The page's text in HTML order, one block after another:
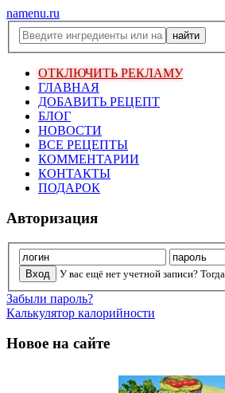
namenu.ru
ОТКЛЮЧИТЬ РЕКЛАМУ
ГЛАВНАЯ
ДОБАВИТЬ РЕЦЕПТ
БЛОГ
НОВОСТИ
ВСЕ РЕЦЕПТЫ
КОММЕНТАРИИ
КОНТАКТЫ
ПОДАРОК
Авторизация
У вас ещё нет учетной записи? Тогда
Забыли пароль?
Калькулятор калорийности
Новое на сайте